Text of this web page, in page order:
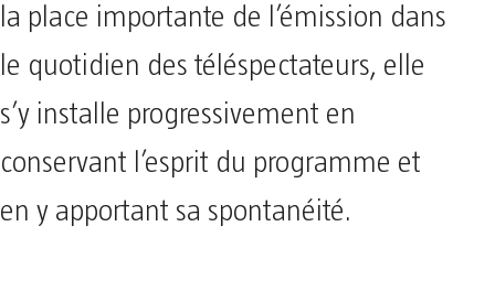
la place importante de l’émission dans
le quotidien des téléspectateurs, elle
s’y installe progressivement en
conservant l’esprit du programme et
en y apportant sa spontanéité.